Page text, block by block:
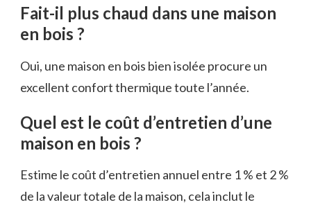
Fait-il plus chaud dans une maison
en bois ?
Oui, une maison en bois bien isolée procure un
excellent confort thermique toute l’année.
Quel est le coût d’entretien d’une
maison en bois ?
Estime le coût d’entretien annuel entre 1 % et 2 %
de la valeur totale de la maison, cela inclut le